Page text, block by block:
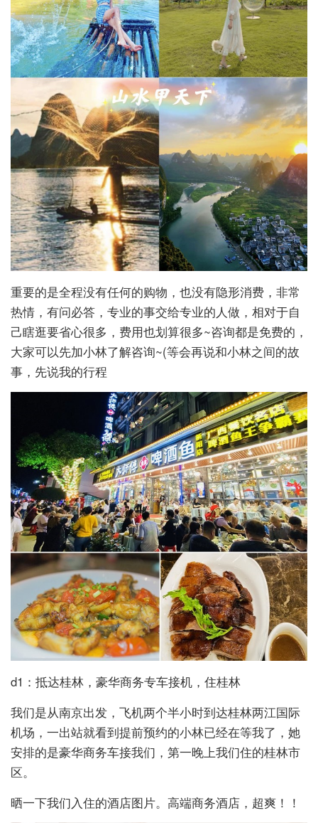
重要的是全程没有任何的购物，也没有隐形消费，非常
热情，有问必答，专业的事交给专业的人做，相对于自
己瞎逛要省心很多，费用也划算很多~咨询都是免费的，
大家可以先加小林了解咨询~(等会再说和小林之间的故
事，先说我的行程
d1：抵达桂林，豪华商务专车接机，住桂林
我们是从南京出发，飞机两个半小时到达桂林两江国际
机场，一出站就看到提前预约的小林已经在等我了，她
安排的是豪华商务车接我们，第一晚上我们住的桂林市
区。
晒一下我们入住的酒店图片。高端商务酒店，超爽！！